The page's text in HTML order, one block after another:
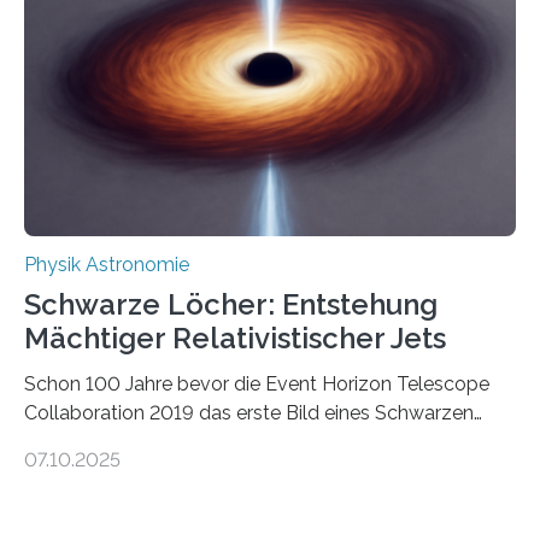
Wissenschaftsjournal Science Advances veröffentlichte
die Herleitung. (DOI: 10.1126/sciadv.adw8462)
Verbrennungsmotoren oder Dampfturbinen sind
Wärmekraftmaschinen: Sie wandeln thermische
Energie in mechanische Bewegung um – oder anders
ausgedrückt, Wärme in Bewegung. In
quantenmechanischen Experimenten ist es in den…
Physik Astronomie
Schwarze Löcher: Entstehung
Mächtiger Relativistischer Jets
Schon 100 Jahre bevor die Event Horizon Telescope
Collaboration 2019 das erste Bild eines Schwarzen
hatte der Astronom Heber Curtis einen seltsamen
07.10.2025